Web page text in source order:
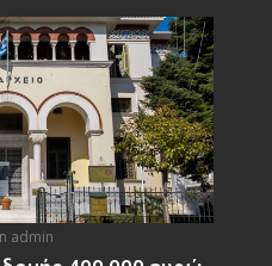
admin